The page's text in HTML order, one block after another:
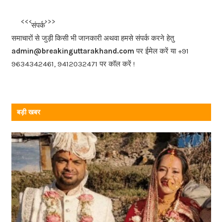
b
o
o
k
<<<
संपर्क
>>>
समाचारों से जुड़ी किसी भी जानकारी अथवा हमसे संपर्क करने हेतु
admin@breakinguttarakhand.com पर ईमेल करें या +91
9634342461, 9412032471 पर कॉल करें !
बड़ी खबर